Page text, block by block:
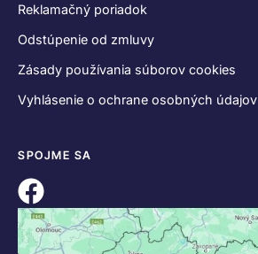
Reklamačný poriadok
Odstúpenie od zmluvy
Zásady používania súborov cookies
Vyhlásenie o ochrane osobných údajov
SPOJME SA